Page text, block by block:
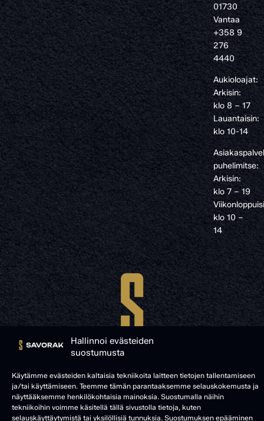
Hallinnoi evästeiden
suostumusta
Käytämme evästeiden kaltaisia tekniikoita laitteen tietojen tallentamiseen
ja/tai käyttämiseen. Teemme tämän parantaaksemme selauskokemusta ja
näyttääksemme henkilökohtaisia mainoksia. Suostumalla näihin
tekniikoihin voimme käsitellä tällä sivustolla tietoja, kuten
selauskäyttäytymistä tai yksilöllisiä tunnuksia. Suostumuksen epääminen
01730
Vantaa
+358 9
276
4440
Aukioloajat:
Arkisin:
klo 8 – 17
Lauantaisin:
klo 10-14
puhelimitse:
Arkisin:
klo 7 – 19
klo 10 –
14
© SAVORAK 2025